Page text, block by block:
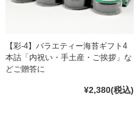
【彩-4】バラエティー海苔ギフト4
本詰「内祝い・手土産・ご挨拶」な
どご贈答に
¥2,380(税込)